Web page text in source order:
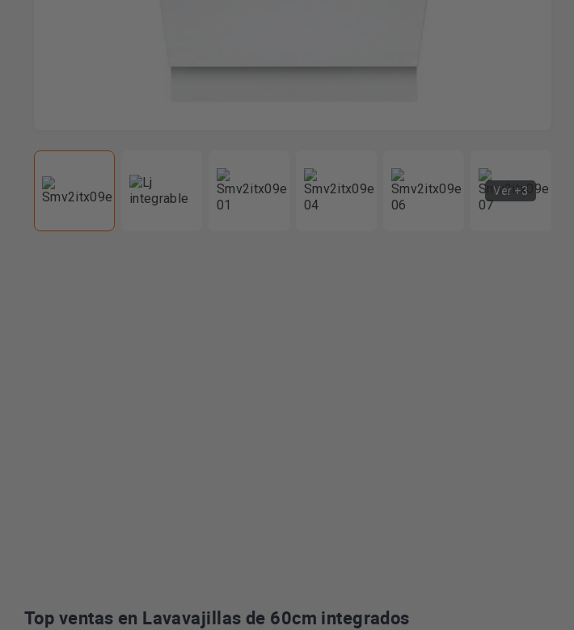
Ver +3
Top ventas en Lavavajillas de 60cm integrados